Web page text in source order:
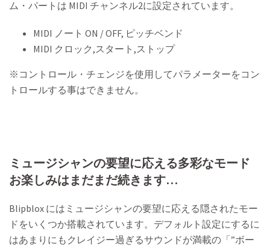
ム・パートは MIDI チャンネル2に設定されています。
MIDI ノート ON / OFF, ピッチベンド
MIDI クロック,スタート,ストップ
※コントロール・チェンジを使用してパラメーターをコン
トロールする事はできません。
ミュージシャンの要望に応える多彩なモード
お楽しみはまだまだ続きます…
Blipblox にはミュージシャンの要望に応える隠されたモー
ドをいくつか搭載されています。デフォルト設定にするに
はあまりにもクレイジー過ぎるサウンドが満載の「”ボー